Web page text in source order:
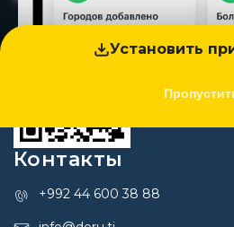
Установить
Контакты
+992 44 600 38 88